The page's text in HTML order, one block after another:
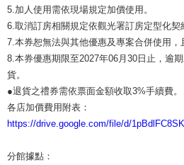
5.加人使用需依現場規定加價使用。
6.取消訂房相關規定依觀光署訂房定型化契
7.本券恕無法與其他優惠及專案合併使用，
8.本券優惠期限至2027年06月30日止，逾
貨。
●退貨之禮券需依票面金額收取3%手續費。
各店加價費用附表：
https://drive.google.com/file/d/
分館據點：